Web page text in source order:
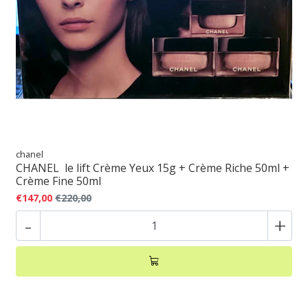
chanel
CHANEL le lift Crème Yeux 15g + Crème Riche 50ml +
Crème Fine 50ml
€147,00 €220,00
- +